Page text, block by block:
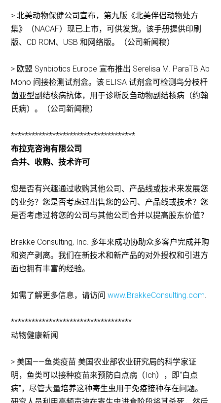
> 北美动物保健公司宣布，第九版《北美伴侣动物处方
集》（NACAF）现已上市，可供发货。该手册提供印刷
版、CD ROM、USB 和网络版。（公司新闻稿）
> 欧盟 Synbiotics Europe 宣布推出 Serelisa M. ParaTB Ab
Mono 间接检测试剂盒。该 ELISA 试剂盒可检测鸟分枝杆
菌亚型副结核病抗体，用于诊断反刍动物副结核病（约翰
氏病）。（公司新闻稿）
************************************
布拉克咨询有限公司
合并、收购、技术许可
您是否有兴趣通过收购其他公司、产品线或技术来发展您
的业务？您是否考虑过出售您的公司、产品线或技术？您
是否考虑过将您的公司与其他公司合并以提高股东价值？
Brakke Consulting, Inc. 多年来成功协助众多客户完成并购
和资产剥离。我们在新技术和新产品的对外授权和引进方
面也拥有丰富的经验。
如需了解更多信息，请访问www.BrakkeConsulting.com.
***********************************
动物健康新闻
> 美国——鱼类疫苗 美国农业部农业研究局的科学家证
明，鱼类可以接种疫苗来预防白点病（Ich），即“白点
病”，尽管大量培养这种寄生虫用于免疫接种存在问题。